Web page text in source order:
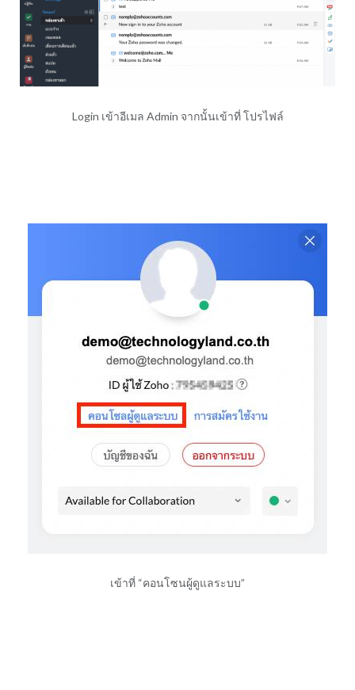
Login เข้าอีเมล Admin จากนั้นเข้าที่ โปรไฟล์
เข้าที่ “คอนโซนผู้ดูแลระบบ”